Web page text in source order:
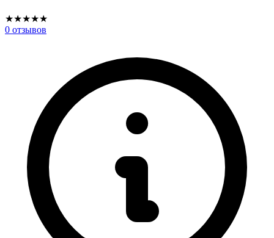
★★★★★
0 отзывов